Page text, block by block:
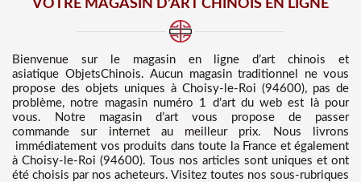
VOTRE MAGASIN D’ART CHINOIS EN LIGNE
Bienvenue sur
le magasin en ligne d’art chinois et
asiatique ObjetsChinois. Aucun magasin traditionnel ne vous
propose des objets uniques à Choisy-le-Roi (94600), pas de
problème, notre magasin numéro 1 d’art du web est là pour
vous. Notre magasin d’art vous propose de passer
commande sur internet au meilleur prix. Nous
livrons
immédiatement vos produits dans toute la France et également
à Choisy-le-Roi (94600). Tous nos articles sont uniques et ont
été choisis par nos acheteurs. Visitez toutes nos sous-rubriques